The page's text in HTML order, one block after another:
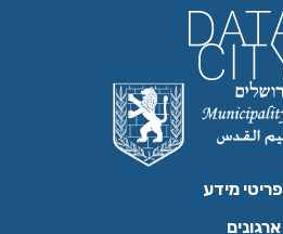
פריטי מידע
ארגונים